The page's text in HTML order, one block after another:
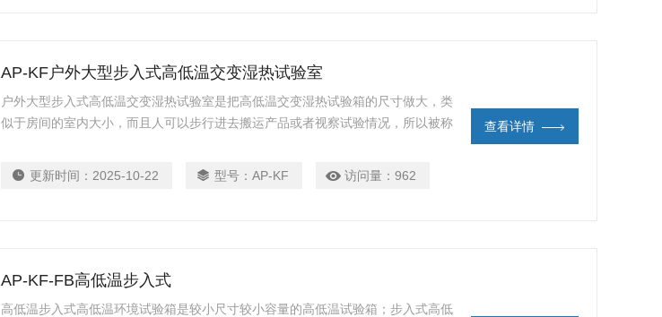
AP-KF户外大型步入式高低温交变湿热试验室
户外大型步入式高低温交变湿热试验室是把高低温交变湿热试验箱的尺寸做大，类
似于房间的室内大小，而且人可以步行进去搬运产品或者视察试验情况，所以被称
更新时间： 2025-10-22 型号：AP-KF 访问量：962
查看详情
AP-KF-FB高低温步入式
高低温步入式高低温环境试验箱是较小尺寸较小容量的高低温试验箱；步入式高低